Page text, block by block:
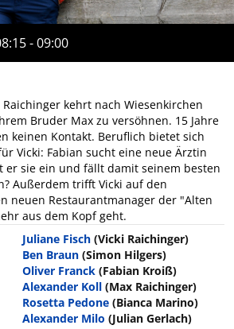
- 09:00
kehrt nach Wiesenkirchen
Bruder Max zu versöhnen. 15 Jahre
keinen Kontakt. Beruflich bietet sich
Vicki: Fabian sucht eine neue Ärztin
er sie ein und fällt damit seinem besten
Außerdem trifft Vicki auf den
neuen Restaurantmanager der "Alten
aus dem Kopf geht.
Juliane Fisch (Vicki Raichinger)
Ben Braun (Simon Hilgers)
Oliver Franck (Fabian Kroiß)
Alexander Koll (Max Raichinger)
Rosetta Pedone (Bianca Marino)
Alexander Milo (Julian Gerlach)